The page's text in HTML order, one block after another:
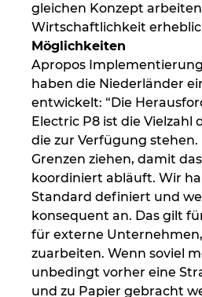
gleichen Konzept
Wirtschaftlichkeit
Möglichkeiten
Apropos
haben die Niederländer
entwickelt: “Die
Electric P8 ist die Vielzahl
die zur Verfügung stehen.
Grenzen ziehen, damit
koordiniert abläuft. Wir
Standard definiert und
konsequent an. Das gilt
für externe
zuarbeiten. Wenn soviel
unbedingt vorher eine
und zu Papier gebracht